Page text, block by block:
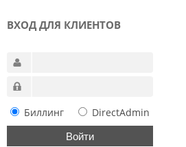
ВХОД ДЛЯ КЛИЕНТОВ
Биллинг DirectAdmin